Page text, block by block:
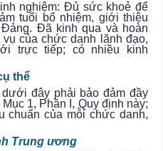
nghiệm: Đủ sức khoẻ để
tuổi bổ nhiệm, giới thiệu
Đã kinh qua và hoàn
của chức danh lãnh đạo,
trực tiếp; có nhiều kinh
thể
đây phải bảo đảm đầy
1, Phần I, Quy định này;
chuẩn của mỗi chức danh,
Trung ương